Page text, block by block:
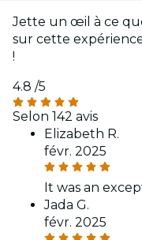
Jette un œil à ce
sur cette
!
4.8 /5
Selon 142 avis
Elizabeth R.
févr. 2025
It was an
Jada G.
févr. 2025